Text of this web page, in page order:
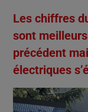
Les chiffres
sont
précédent
électriques